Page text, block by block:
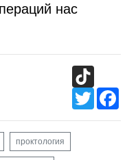
нас
Twitter
проктология